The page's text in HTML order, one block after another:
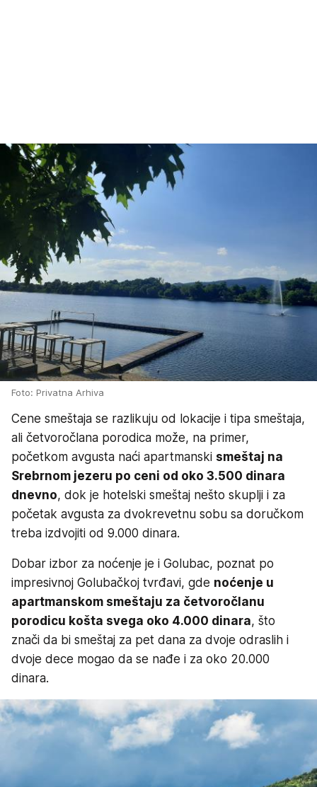
Foto: Privatna Arhiva
Cene smeštaja se razlikuju od lokacije i tipa smeštaja,
ali četvoročlana porodica može, na primer,
početkom avgusta naći apartmanski smeštaj na
Srebrnom jezeru po ceni od oko 3.500 dinara
dnevno, dok je hotelski smeštaj nešto skuplji i za
početak avgusta za dvokrevetnu sobu sa doručkom
treba izdvojiti od 9.000 dinara.
Dobar izbor za noćenje je i Golubac, poznat po
impresivnoj Golubačkoj tvrđavi, gde noćenje u
apartmanskom smeštaju za četvoročlanu
porodicu košta svega oko 4.000 dinara, što
znači da bi smeštaj za pet dana za dvoje odraslih i
dvoje dece mogao da se nađe i za oko 20.000
dinara.